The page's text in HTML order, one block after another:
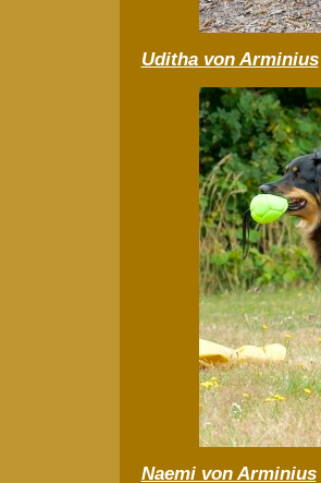
Uditha von Arminius
Naemi von Arminius